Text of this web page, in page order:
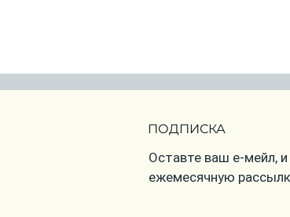
ПОДПИСКА
Оставте ваш е-мейл,
ежемесячную